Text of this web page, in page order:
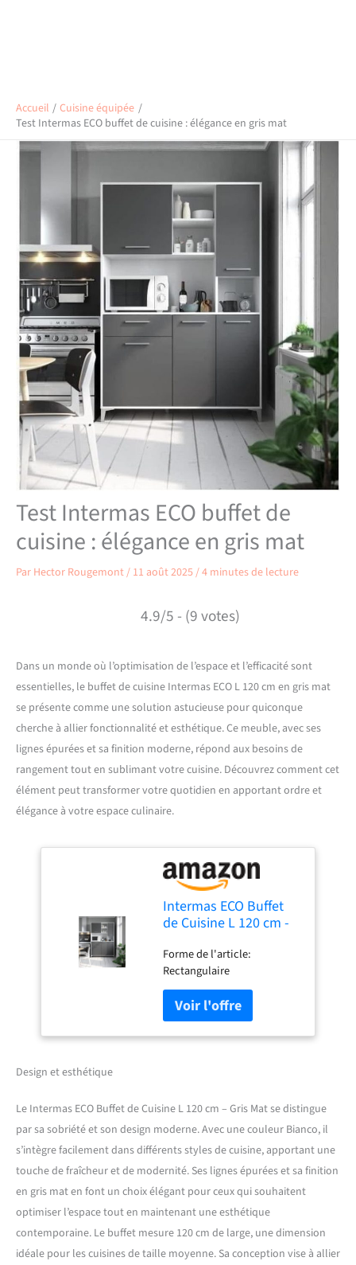
Accueil
Cuisine équipée
Test Intermas ECO buffet de cuisine : élégance en gris mat
Test Intermas ECO buffet de
cuisine : élégance en gris mat
Par Hector Rougemont/ 11 août 2025/4 minutes de lecture
4.9/5 - (9 votes)
Dans un monde où l’optimisation de l’espace et l’efficacité sont
essentielles, le buffet de cuisine Intermas ECO L 120 cm en gris mat
se présente comme une solution astucieuse pour quiconque
cherche à allier fonctionnalité et esthétique. Ce meuble, avec ses
lignes épurées et sa finition moderne, répond aux besoins de
rangement tout en sublimant votre cuisine. Découvrez comment cet
élément peut transformer votre quotidien en apportant ordre et
élégance à votre espace culinaire.
Intermas ECO Buffet
de Cuisine L 120 cm -
Forme de l'article:
Rectangulaire
Design et esthétique
Le Intermas ECO Buffet de Cuisine L 120 cm – Gris Mat se distingue
par sa sobriété et son design moderne. Avec une couleur Bianco, il
s’intègre facilement dans différents styles de cuisine, apportant une
touche de fraîcheur et de modernité. Ses lignes épurées et sa finition
en gris mat en font un choix élégant pour ceux qui souhaitent
optimiser l’espace tout en maintenant une esthétique
contemporaine. Le buffet mesure 120 cm de large, une dimension
idéale pour les cuisines de taille moyenne. Sa conception vise à allier